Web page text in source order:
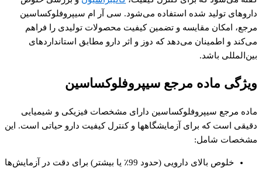
داروهای تولید شده استفاده می‌شود. سی آر ام سیپروفلوکساسین
مرجع، امکان مقایسه و تضمین کیفیت محصولات تولیدی را فراهم
می‌کند و اطمینان می‌دهد که دوز و اثر دارو مطابق استانداردهای
بین‌المللی باشد.
ویژگی‌ ماده مرجع سیپروفلوکساسین
ماده مرجع سیپروفلوکساسین دارای مشخصات فیزیکی و شیمیایی
دقیقی است که برای آزمایشگاهها و کنترل کیفیت دارو حیاتی است. این
مشخصات شامل:
خلوص بالای دارویی (حدود 99٪ یا بیشتر) برای دقت در آزمایش‌ها